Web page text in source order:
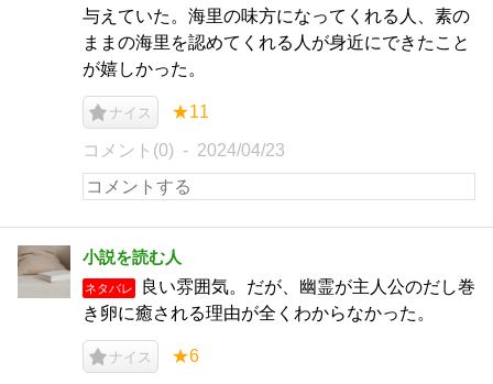
与えていた。海里の味方になってくれる人、素の
ままの海里を認めてくれる人が身近にできたこと
が嬉しかった。
ナイス ★11
コメント(0) 2024/04/23
小説を読む人
ネタバレ
良い雰囲気。だが、幽霊が主人公のだし巻
き卵に癒される理由が全くわからなかった。
ナイス ★6